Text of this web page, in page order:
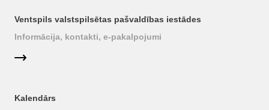
Ventspils valstspilsētas pašvaldības iestādes
Informācija, kontakti, e-pakalpojumi
Kalendārs